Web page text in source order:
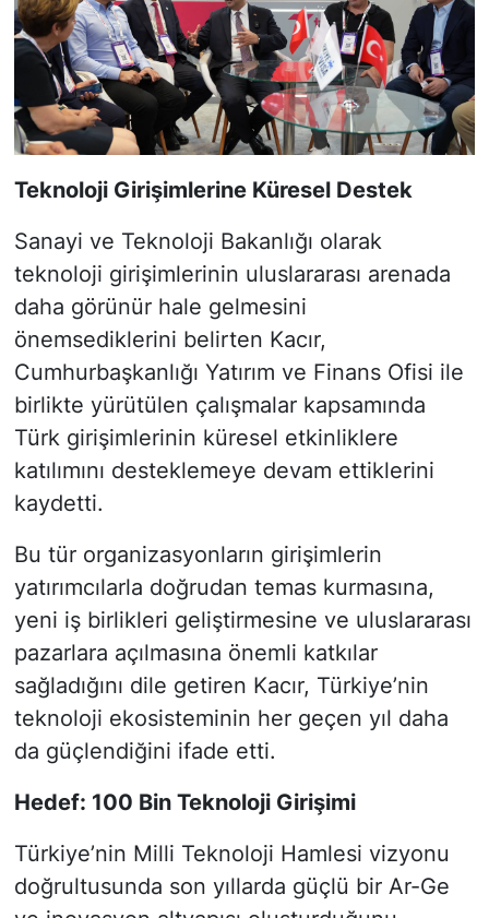
Teknoloji Girişimlerine Küresel Destek
Sanayi ve Teknoloji Bakanlığı olarak
teknoloji girişimlerinin uluslararası arenada
daha görünür hale gelmesini
önemsediklerini belirten Kacır,
Cumhurbaşkanlığı Yatırım ve Finans Ofisi ile
birlikte yürütülen çalışmalar kapsamında
Türk girişimlerinin küresel etkinliklere
katılımını desteklemeye devam ettiklerini
kaydetti.
Bu tür organizasyonların girişimlerin
yatırımcılarla doğrudan temas kurmasına,
yeni iş birlikleri geliştirmesine ve uluslararası
pazarlara açılmasına önemli katkılar
sağladığını dile getiren Kacır, Türkiye’nin
teknoloji ekosisteminin her geçen yıl daha
da güçlendiğini ifade etti.
Hedef: 100 Bin Teknoloji Girişimi
Türkiye’nin Milli Teknoloji Hamlesi vizyonu
doğrultusunda son yıllarda güçlü bir Ar-Ge